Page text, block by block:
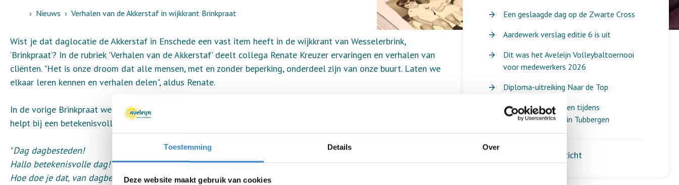
Toestemming Details Over
Deze website maakt gebruik van cookies
HomeNieuws Verhalen van de Akkerstaf in wijkkrant Brinkpraat
Een geslaagde dag op de Zwarte Cross
Aardewerk verslag editie 6 is uit
Dit was het Aveleijn Volleybaltoernooi
voor medewerkers 2026
Diploma-uitreiking Naar de Top
Mooie ontmoetingen tijdens
spelletjesochtend in Tubbergen
Terug naar het overzicht
Wist je dat daglocatie de Akkerstaf in Enschede een vast item heeft in de wijkkrant van Wesselerbrink,
‘Brinkpraat’? In de rubriek 'Verhalen van de Akkerstaf' deelt collega Renate Kreuzer ervaringen en verhalen van
cliënten. "Het is onze droom dat alle mensen, met en zonder beperking, onderdeel zijn van onze buurt. Laten we
elkaar leren kennen en verhalen delen", aldus Renate.
In de vorige Brinkpraat werd Miranda voorgesteld. Miranda geeft aan dat het maken van een reisverslag haar
helpt bij een betekenisvolle invulling aan haar dag:
"Dag dagbesteden!
Hallo betekenisvolle dag!
Hoe doe je dat, van dagbesteding naar betekenisvolle dag?